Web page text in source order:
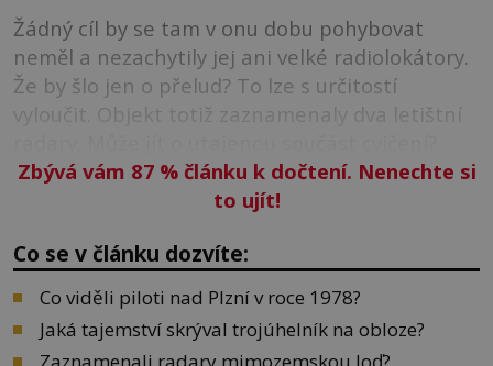
Žádný cíl by se tam v onu dobu pohybovat
neměl a nezachytily jej ani velké radiolokátory.
Že by šlo jen o přelud? To lze s určitostí
vyloučit. Objekt totiž zaznamenaly dva letištní
Zbývá vám 87 %článku k dočtení. Nenechte si
to ujít!
Co se v článku dozvíte:
Co viděli piloti nad Plzní v roce 1978?
Jaká tajemství skrýval trojúhelník na obloze?